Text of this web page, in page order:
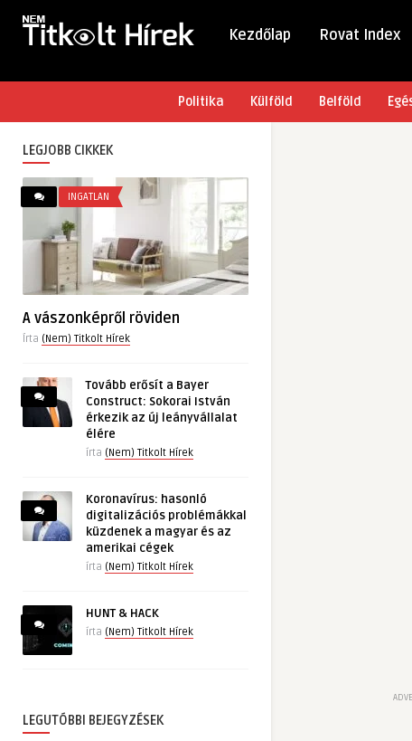
Kezdőlap Rovat Index
Politika Külföld Belföld
LEGJOBB CIKKEK
INGATLAN
A vászonképről röviden
Írta (Nem) Titkolt Hírek
Tovább erősít a Bayer
Construct: Sokorai István
érkezik az új leányvállalat
élére
írta (Nem) Titkolt Hírek
Koronavírus: hasonló
digitalizációs problémákkal
küzdenek a magyar és az
amerikai cégek
írta (Nem) Titkolt Hírek
HUNT & HACK
írta (Nem) Titkolt Hírek
LEGUTÓBBI BEJEGYZÉSEK